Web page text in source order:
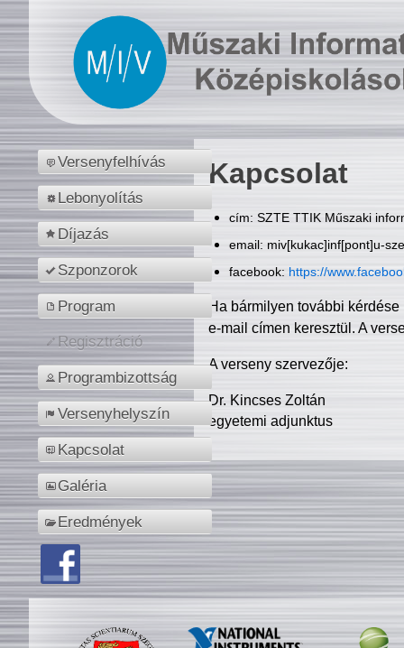
Versenyfelhívás
Lebonyolítás
Díjazás
Szponzorok
Program
Regisztráció
Programbizottság
Versenyhelyszín
Kapcsolat
Galéria
Eredmények
Kapcsolat
cím: SZTE TTIK Műszaki
email: miv[kukac]inf[pont]u-
facebook: https://
Ha bármilyen további
e-mail címen keresztül. A
A verseny szervezője:
Dr. Kincses Zoltán
egyetemi adjunktus